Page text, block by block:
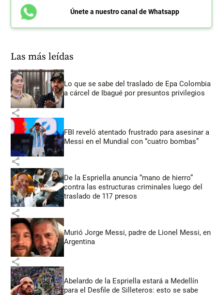
Únete a nuestro canal de Whatsapp
Las más leídas
Lo que se sabe del traslado de Epa Colombia
a cárcel de Ibagué por presuntos privilegios
share
FBI reveló atentado frustrado para asesinar a
Messi en el Mundial con “cuatro bombas”
share
De la Espriella anuncia “mano de hierro”
contra las estructuras criminales luego del
traslado de 117 presos
share
Murió Jorge Messi, padre de Lionel Messi, en
Argentina
share
Abelardo de la Espriella estará a Medellín
para el Desfile de Silleteros: esto se sabe